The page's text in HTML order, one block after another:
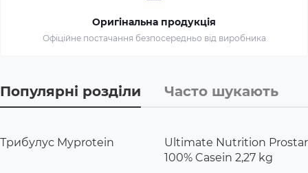
Оригінальна продукція
Офіційне постачання безпосередньо від виробника
Популярні розділи Часто шукають
Трибулус Myprotein
Ultimate Nutrition Prostar
100% Casein 2,27 kg